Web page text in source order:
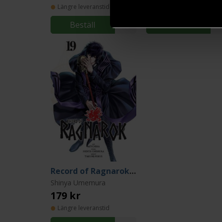
Längre leveranstid
Beställ Beställ
Record of Ragnarok Vol 19
Shinya Umemura
179 kr
Längre leveranstid